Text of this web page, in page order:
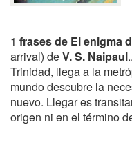
1 frases de El enigma
arrival) deV. S. Naipaul
Trinidad, llega a la
mundo descubre la
nuevo. Llegar es
origen ni en el término